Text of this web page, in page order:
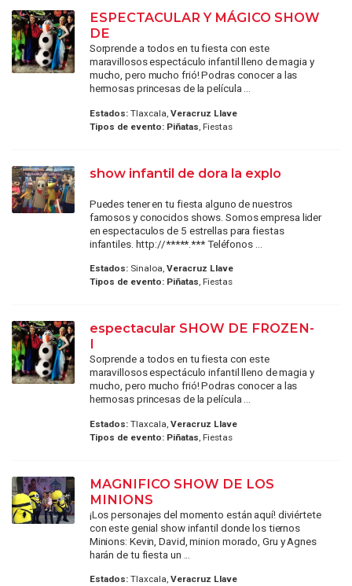
ESPECTACULAR Y MÁGICO SHOW
DE
Sorprende a todos en tu fiesta con este
maravillosos espectáculo infantil lleno de magia y
mucho, pero mucho frió! Podras conocer a las
hermosas princesas de la película ...
Estados:Tlaxcala, Veracruz Llave
Tipos de evento: Piñatas, Fiestas
show infantil de dora la explo
Puedes tener en tu fiesta alguno de nuestros
famosos y conocidos shows. Somos empresa lider
en espectaculos de 5 estrellas para fiestas
infantiles. http://*****.*** Teléfonos ...
Estados:Sinaloa, Veracruz Llave
Tipos de evento: Piñatas, Fiestas
espectacular SHOW DE FROZEN-
I
Sorprende a todos en tu fiesta con este
maravillosos espectáculo infantil lleno de magia y
mucho, pero mucho frió! Podras conocer a las
hermosas princesas de la película ...
Estados:Tlaxcala, Veracruz Llave
Tipos de evento: Piñatas , Fiestas
MAGNIFICO SHOW DE LOS
MINIONS
¡Los personajes del momento están aquí! diviértete
con este genial show infantil donde los tiernos
Minions: Kevin, David, minion morado, Gru y Agnes
harán de tu fiesta un ...
Estados:Tlaxcala, Veracruz Llave